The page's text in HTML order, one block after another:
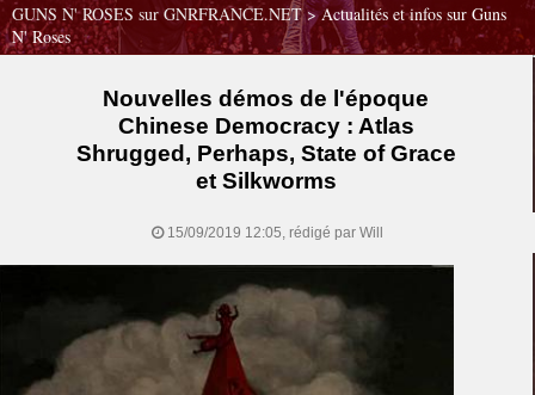
GUNS N' ROSES sur GNRFRANCE.NET>Actualités et infos sur Guns
N' Roses
Nouvelles démos de l'époque
Chinese Democracy : Atlas
Shrugged, Perhaps, State of Grace
et Silkworms
15/09/2019 12:05, rédigé par Will